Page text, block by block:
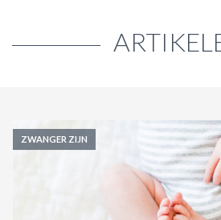
KIND
ZWANGER ZIJN